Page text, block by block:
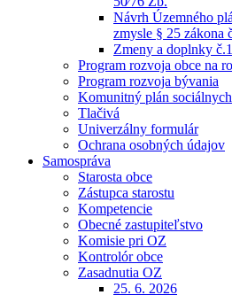
Návrh Územného
zmysle § 25 zákona
Zmeny a doplnky č.1
Program rozvoja obce na
Program rozvoja bývania
Komunitný plán
Tlačivá
Univerzálny formulár
Ochrana osobných údajov
Samospráva
Starosta obce
Zástupca starostu
Kompetencie
Obecné zastupiteľstvo
Komisie pri OZ
Kontrolór obce
Zasadnutia OZ
25. 6. 2026